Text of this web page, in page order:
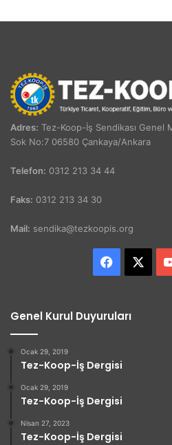
Adres: Tez-Koop-İş Sendikası
Sok No:7 06580 Çankaya/Ankara
Telefon: 0312 213 34 44
Faks: 0312 213 34 30
Mail: sendika@tezkoopis.org
Facebook
Genel Kurul Duyuruları
Ocak 29, 2019
Tez-Koop-İş Dergisi
Ocak 29, 2019
Tez-Koop-İş Dergisi
Nisan 27, 2023
Tez-Koop-İş Dergisi